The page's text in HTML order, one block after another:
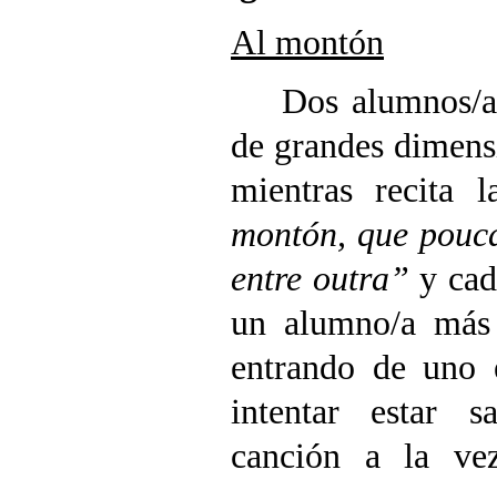
Al montón
Dos alumnos/
de grandes
mientras recita
montón, que
entre outra” y
un alumno/a
entrando de
intentar estar
canción a la